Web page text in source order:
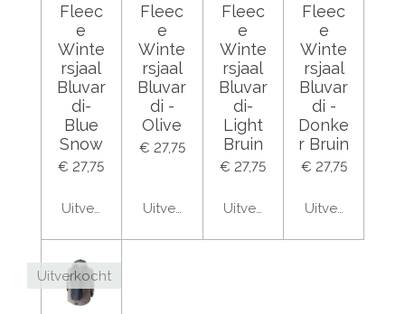
Fleec
e
Winte
rsjaal
Bluvar
di-
Blue
Snow
€ 27,75
Uitverkocht
Fleec
e
Winte
rsjaal
Bluvar
di -
Olive
€ 27,75
Uitverkocht
Fleec
e
Winte
rsjaal
Bluvar
di-
Light
Bruin
€ 27,75
Uitverkocht
Fleec
e
Winte
rsjaal
Bluvar
di -
Donke
r Bruin
€ 27,75
Uitverkocht
Uitverkocht